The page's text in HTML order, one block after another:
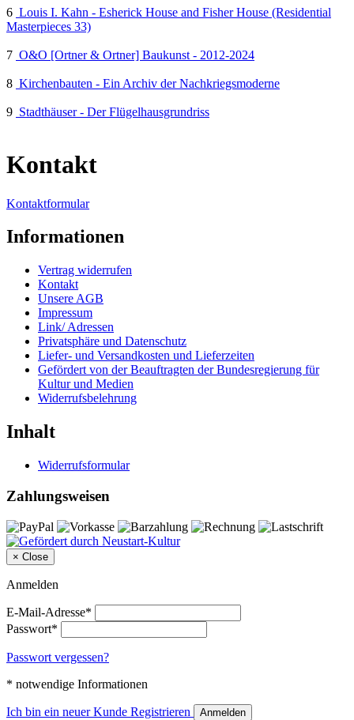
6 Louis I. Kahn - Esherick House and Fisher House (Residential
Masterpieces 33)
7 O&O [Ortner & Ortner] Baukunst - 2012-2024
8 Kirchenbauten - Ein Archiv der Nachkriegsmoderne
9 Stadthäuser - Der Flügelhausgrundriss
Kontakt
Kontaktformular
Informationen
Vertrag widerrufen
Kontakt
Unsere AGB
Impressum
Link/ Adressen
Privatsphäre und Datenschutz
Liefer- und Versandkosten und Lieferzeiten
Gefördert von der Beauftragten der Bundesregierung für
Kultur und Medien
Widerrufsbelehrung
Inhalt
Widerrufsformular
Zahlungsweisen
× Close
Anmelden
E-Mail-Adresse*
Passwort*
Passwort vergessen?
* notwendige Informationen
Ich bin ein neuer Kunde Registrieren Anmelden